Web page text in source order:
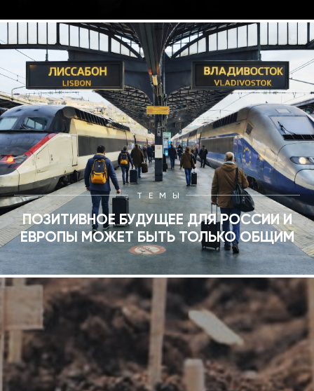
ТЕМЫ
ПОЗИТИВНОЕ БУДУЩЕЕ ДЛЯ РОССИИ И
ЕВРОПЫ МОЖЕТ БЫТЬ ТОЛЬКО ОБЩИМ